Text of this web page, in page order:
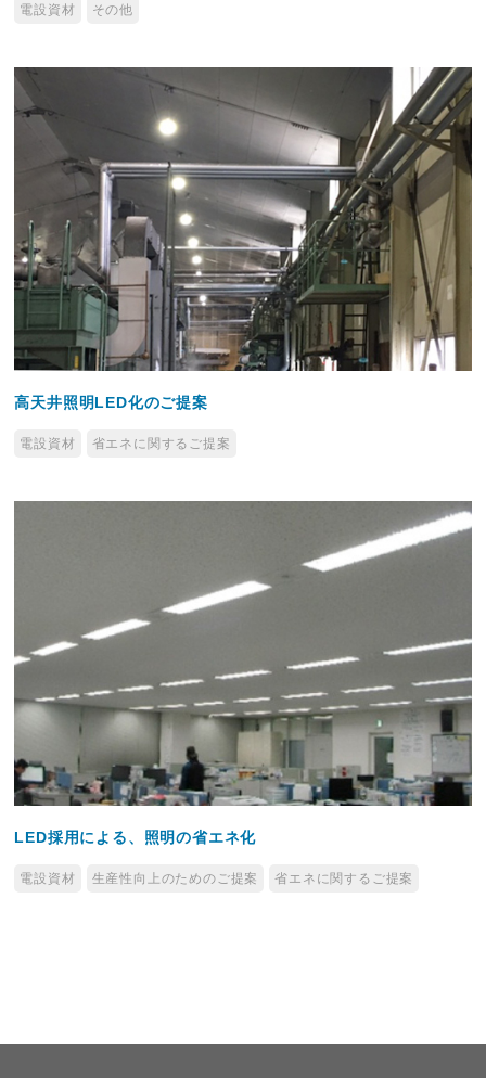
電設資材 その他
高天井照明LED化のご提案
電設資材 省エネに関するご提案
LED採用による、照明の省エネ化
電設資材 生産性向上のためのご提案 省エネに関するご提案